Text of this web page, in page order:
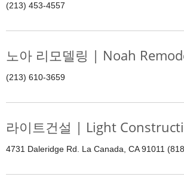
(213) 453-4557
노아 리모델링 | Noah
(213) 610-3659
라이트건설 | Light
4731 Daleridge Rd. La Canada, CA 91011